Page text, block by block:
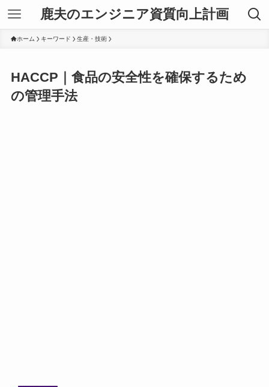
鹿夫のエンジニア資質向上計画
ホーム キーワード 生産・技術
HACCP｜食品の安全性を確保するため
の管理手法